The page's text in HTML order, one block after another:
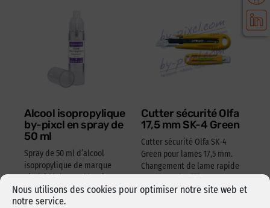
Nous utilisons des cookies pour optimiser notre site web et
notre service.
Alcool isopropylique
by-pixcl en spray de
50 ml
Spray de 50 ml d’alcool
isopropylique de marque
pixcl, idéal pour dégraisser
les surfaces avant
l’assemblage pas collage ou
Cutter sécurité Olfa
17,5 mm SK-4 Green
Cutter sécurité Olfa SK-4
Green pour lames 17,5 mm.
Changement de lame rapide
ABS 100% recyclé. Ambidextre.